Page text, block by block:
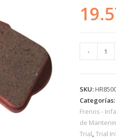
-
SKU:
Categorías:
Frenos -
de
Trial, Trial